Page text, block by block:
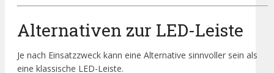
Alternativen zur LED-Leiste
Je nach Einsatzzweck kann eine Alternative sinnvoller sein als
eine klassische LED-Leiste.